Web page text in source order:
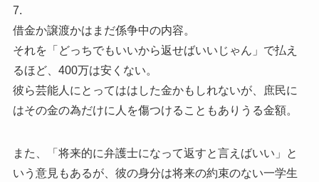
7.
借金か譲渡かはまだ係争中の内容。
それを「どっちでもいいから返せばいいじゃん」で払え
るほど、400万は安くない。
彼ら芸能人にとってははした金かもしれないが、庶民に
はその金の為だけに人を傷つけることもありうる金額。
また、「将来的に弁護士になって返すと言えばいい」と
いう意見もあるが、彼の身分は将来の約束のない一学生